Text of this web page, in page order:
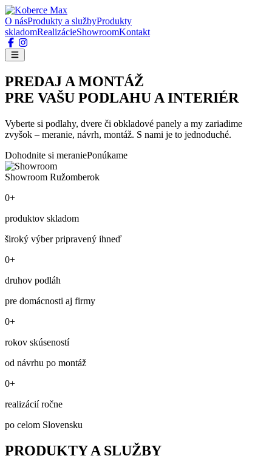
O násProdukty a službyProdukty
skladomRealizácieShowroomKontakt
PREDAJ A MONTÁŽ
PRE VAŠU PODLAHU A INTERIÉR
Vyberte si podlahy, dvere či obkladové panely a my zariadime
zvyšok – meranie, návrh, montáž. S nami je to jednoduché.
Dohodnite si meraniePonúkame
Showroom Ružomberok
0+
produktov skladom
široký výber pripravený ihneď
0+
druhov podláh
pre domácnosti aj firmy
0+
rokov skúseností
od návrhu po montáž
0+
realizácií ročne
po celom Slovensku
PRODUKTY A SLUŽBY